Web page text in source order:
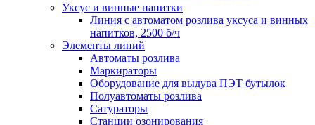
Уксус и винные напитки
Линия с автоматом розлива уксуса и винных
напитков, 2500 б/ч
Элементы линий
Автоматы розлива
Маркираторы
Оборудование для выдува ПЭТ бутылок
Полуавтоматы розлива
Сатураторы
Станции озонирования